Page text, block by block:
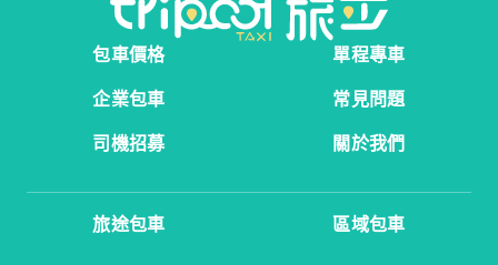
包車價格
單程專車
企業包車
常見問題
司機招募
關於我們
旅途包車 區域包車